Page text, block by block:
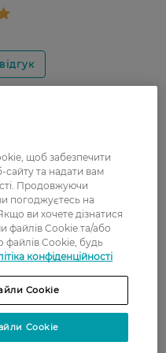
Рекомендую!
кожу не ранят,
стираются не
кращі за інші, в
ціна, вистачає
щоб забезпечити
та надати вам
Продовжуючи
погоджуєтесь на
ви хочете дізнатися
файлів Cookie та/або
файлів Cookie, будь
конфіденційності
Cookie
Cookie